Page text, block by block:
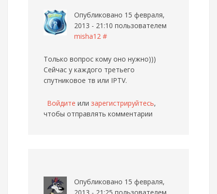
Опубликовано 15 февраля,
2013 - 21:10 пользователем
misha12 #
Только вопрос кому оно нужно)))
Сейчас у каждого третьего
спутниковое тв или IPTV.
Войдите или зарегистрируйтесь,
чтобы отправлять комментарии
Опубликовано 15 февраля,